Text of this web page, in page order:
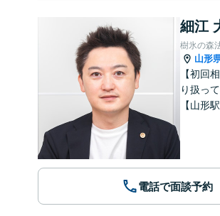
細江
樹氷の森
山形
【初回
り扱っ
【山形
電話で面談予約